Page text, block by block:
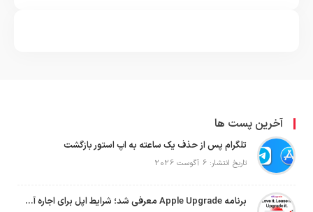
آخرین پست ها
تلگرام پس از حذف یک ساعته به اپ استور بازگشت
تاریخ انتشار: 6 آگوست 2026
برنامه Apple Upgrade معرفی شد؛ شرایط اپل برای اجاره آیفون، آیپد، مک و اپل واچ